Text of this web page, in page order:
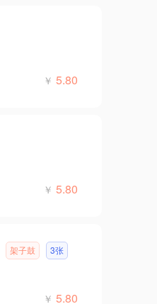
￥ 5.80
￥ 5.80
架子鼓 3张
￥ 5.80